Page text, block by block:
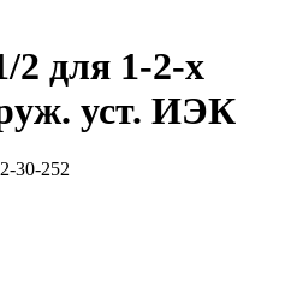
для 1-2-х
уст. ИЭК
30-252